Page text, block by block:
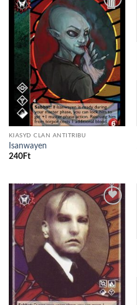
Add to
wishlist
KIASYD CLAN ANTITRIBU
Isanwayen
240Ft
Add to
wishlist